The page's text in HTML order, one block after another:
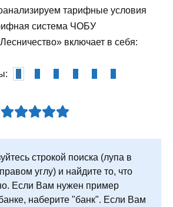
тарифные условия
система ЧОБУ
включает в себя:
1
строкой поиска (лупа в
углу) и найдите то, что
Если Вам нужен пример
наберите "банк". Если Вам